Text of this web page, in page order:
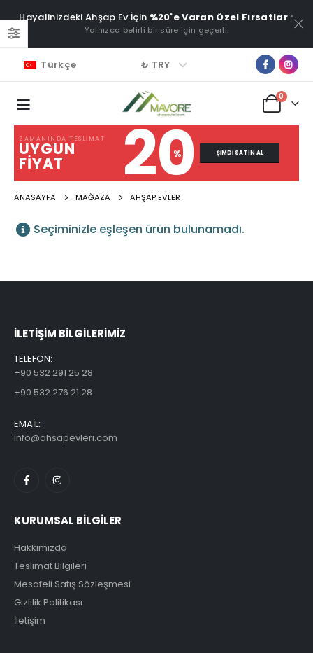
Hayalinizdeki Ahşap Ev İçin %20'e Varan Özel Fırsatlar *
Yalnızca belirli bir süre için geçerli.
Türkçe ₺ TRY
0
ZAMANINDA TESLIMAT
UYGUN
FIYAT 20
% ŞIMDI SATIN AL
ANASAYFA MAĞAZA AHŞAP EVLER
Seçiminizle eşleşen ürün bulunamadı.
ILETİŞİM BİLGİLERİMİZ
TELEFON:
+90 532 291 25 28
+90 532 276 21 28
EMAİL:
info@ahsapevleri.com
KURUMSAL BİLGİLER
Hakkımızda
Teslimat Bilgileri
Mesafeli Satış Sözleşmesi
Gizlilik Politikası
İletişim